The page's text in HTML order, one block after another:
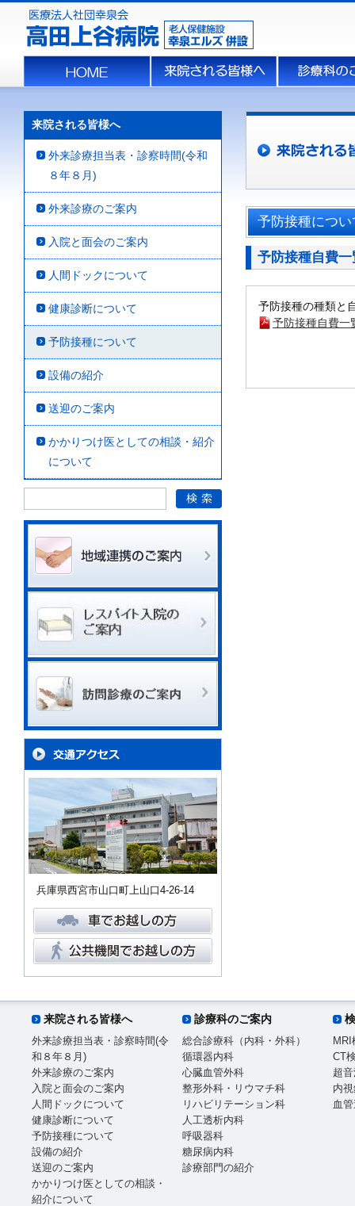
予防接種につい
予防接種自費一
予防接種の種類と
予防接種自費一
来院される皆様へ
外来診療担当表・診察時間(令和
８年８月)
外来診療のご案内
入院と面会のご案内
人間ドックについて
健康診断について
予防接種について
設備の紹介
送迎のご案内
かかりつけ医としての相談・紹介
について
兵庫県西宮市山口町上山口4-26-14
来院される皆様へ
外来診療担当表・診察時間(令
和８年８月)
外来診療のご案内
入院と面会のご案内
人間ドックについて
健康診断について
予防接種について
設備の紹介
送迎のご案内
かかりつけ医としての相談・
紹介について
診療科のご案内
総合診療科（内科・外科）
循環器内科
心臓血管外科
整形外科・リウマチ科
リハビリテーション科
人工透析内科
呼吸器科
糖尿病内科
診療部門の紹介
MRI
CT
超
内
血